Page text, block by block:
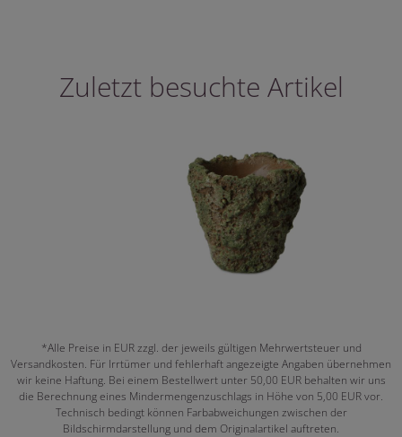
Zuletzt besuchte Artikel
*Alle Preise in EUR zzgl. der jeweils gültigen Mehrwertsteuer und
Versandkosten. Für Irrtümer und fehlerhaft angezeigte Angaben übernehmen
wir keine Haftung. Bei einem Bestellwert unter 50,00 EUR behalten wir uns
die Berechnung eines Mindermengenzuschlags in Höhe von 5,00 EUR vor.
Technisch bedingt können Farbabweichungen zwischen der
Bildschirmdarstellung und dem Originalartikel auftreten.